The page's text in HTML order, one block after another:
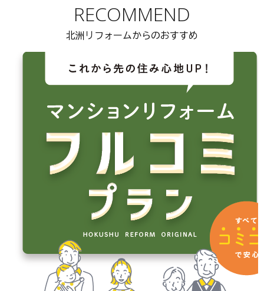
RECOMMEND
北洲リフォームからのおすすめ